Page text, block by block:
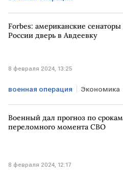
Спецоперация на Украине
Эммануэль Макрон
Forbes: американские
России дверь в Авдеевку
8 февраля 2024, 13:25
военная операция Экономика
Мировая экономика
помощь Украине СВО
Военный дал прогноз по срокам
переломного момента СВО
8 февраля 2024, 12:17